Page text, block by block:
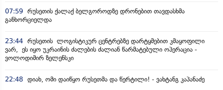
07:59 რუსეთის ქალაქ ბელგოროდზე დრონებით თავდასხმა
განხორციელდა
23:44 რუსეთის ლოგისტიკურ ცენტრებზე დარტყმებით კმაყოფილი
ვარ, ეს იყო უკრაინის ძალების ძალიან წარმატებული ოპერაცია -
ვოლოდიმირ ზელენსკი
22:48 დიახ, ომი დაიწყო რუსეთმა და წერტილი! - ვახტანგ კაპანაძე